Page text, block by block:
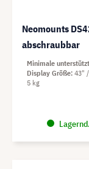
Neomounts
abschraubbar
Minimale
Display Größe 43"
5 kg